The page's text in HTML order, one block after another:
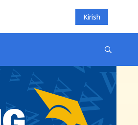
Kirish